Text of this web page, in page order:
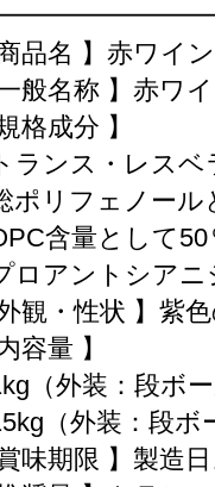
商品名 】赤ワイ
一般名称 】赤ワ
格成分 】
ランス・レス
ポリフェノー
含量として
ロアントシア
外観・性状 】紫
容量 】
（外装：段ボ
（外装：段
賞味期限 】製造